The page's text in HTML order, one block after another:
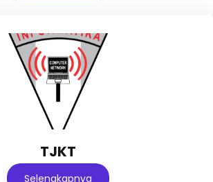
TJKT
Selengkapnya